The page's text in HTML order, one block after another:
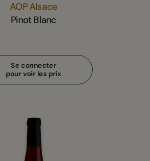
AOP Alsace
Pinot Blanc
Se connecter
pour voir les prix